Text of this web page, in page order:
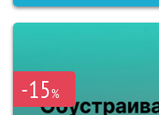
-15%